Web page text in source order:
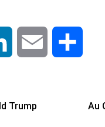
LinkedIn Email
Trump
Au